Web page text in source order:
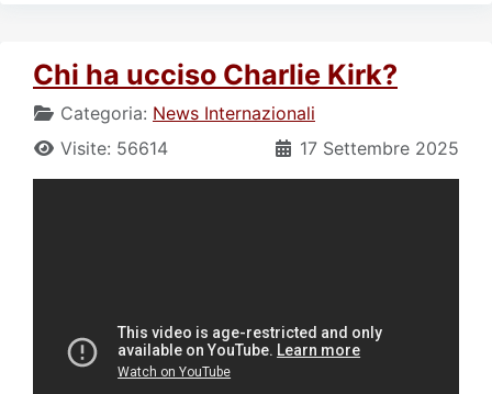
Chi ha ucciso Charlie Kirk?
Categoria: News Internazionali
17 Settembre 2025
Visite: 56614